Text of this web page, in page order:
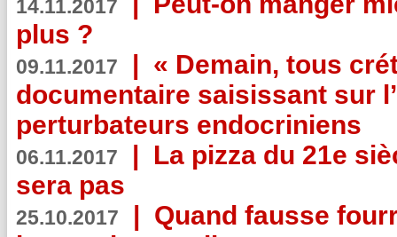
14.11.2017
plus ?
09.11.2017 | « Demain, tous
documentaire saisissant sur
perturbateurs endocriniens
06.11.2017 | La pizza du 21e
sera pas
25.10.2017 | Quand fausse